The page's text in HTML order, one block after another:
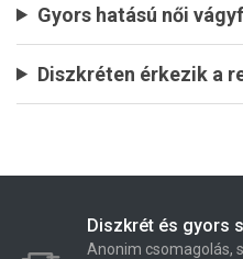
Gyors hatású női
Diszkréten érkezik a
Diszkrét és gyors
Anonim csomagolás,